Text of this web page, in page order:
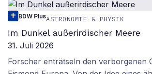
BDW PlusASTRONOMIE & PHYSIK
Im Dunkel außerirdischer Meere
31. Juli 2026
Forscher enträtseln den verborgenen